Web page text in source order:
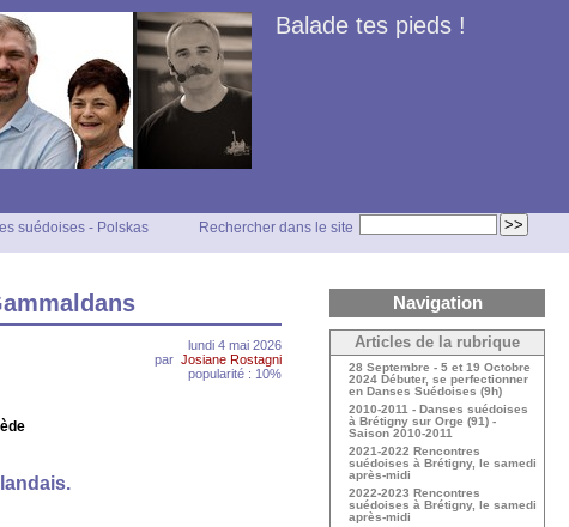
Balade tes pieds !
Rechercher dans le site
suédoises - Polskas
lundi 4 mai 2026
par Josiane Rostagni
popularité : 10%
Navigation
Articles de la rubrique
28 Septembre - 5 et 19 Octobre
2024 Débuter, se perfectionner
en Danses Suédoises (9h)
2010-2011 - Danses suédoises
à Brétigny sur Orge (91) -
Saison 2010-2011
2021-2022 Rencontres
suédoises à Brétigny, le samedi
après-midi
2022-2023 Rencontres
suédoises à Brétigny, le samedi
après-midi